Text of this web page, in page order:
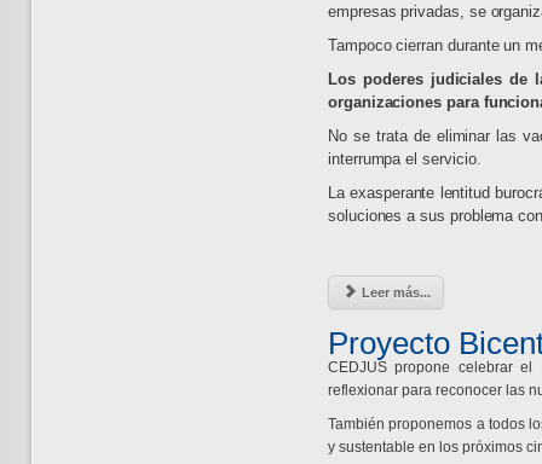
empresas privadas, se
Tampoco cierran durante un
Los poderes judiciales de
organizaciones para
No se trata de eliminar las
interrumpa el servicio.
La exasperante lentitud
soluciones a sus problema
Leer más...
Proyecto
CEDJUS propone celebrar
reflexionar para reconocer las
También proponemos a todos
y sustentable en los próximos